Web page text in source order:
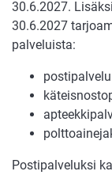
30.6.2027.
30.6.2027
palveluista:
postipalvelu
Postipalveluksi